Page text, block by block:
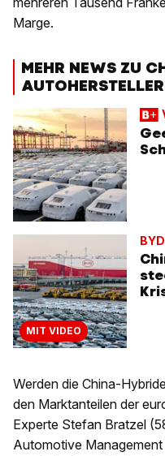
Marge.
MEHR NEWS ZU
MIT VIDEO
Werden die China-
den Marktanteilen der
Experte Stefan Bratzel
Automotive